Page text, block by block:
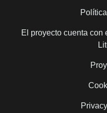
El proyecto cuenta